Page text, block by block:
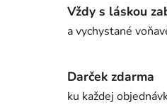
Vždy s láskou
a vychystané
Darček zdarma
ku každej